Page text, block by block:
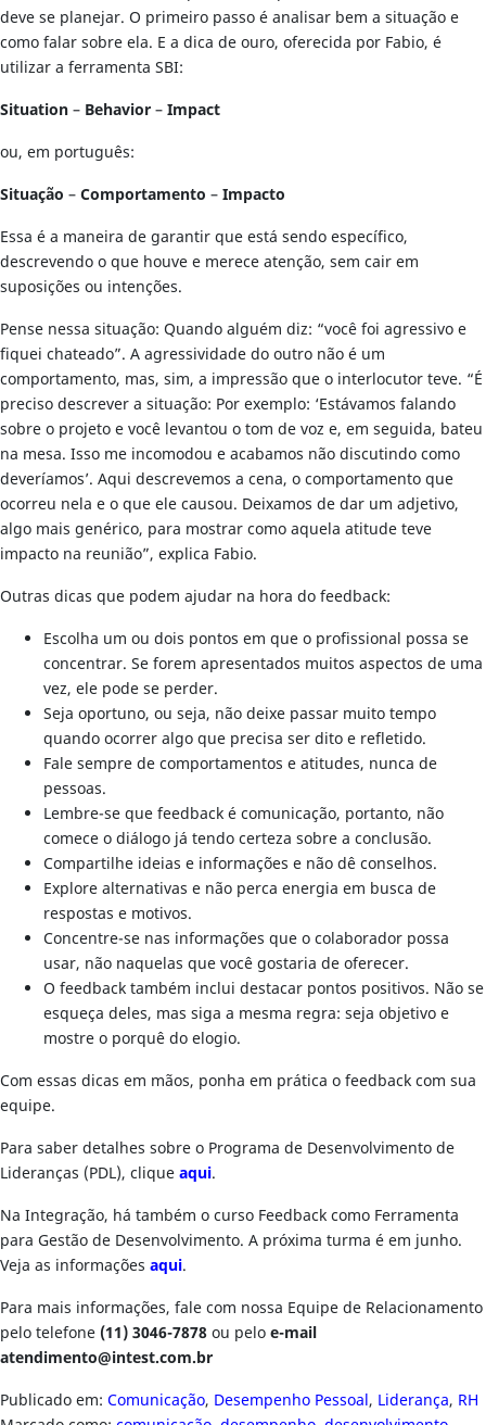
deve se planejar. O primeiro passo é analisar bem a situação e
como falar sobre ela. E a dica de ouro, oferecida por Fabio, é
utilizar a ferramenta SBI:
Situation– Behavior–Impact
ou, em português:
Situação –Comportamento –Impacto
Essa é a maneira de garantir que está sendo específico,
descrevendo o que houve e merece atenção, sem cair em
suposições ou intenções.
Pense nessa situação: Quando alguém diz: “você foi agressivo e
fiquei chateado”. A agressividade do outro não é um
comportamento, mas, sim, a impressão que o interlocutor teve. “É
preciso descrever a situação: Por exemplo: ‘Estávamos falando
sobre o projeto e você levantou o tom de voz e, em seguida, bateu
na mesa. Isso me incomodou e acabamos não discutindo como
deveríamos’. Aqui descrevemos a cena, o comportamento que
ocorreu nela e o que ele causou. Deixamos de dar um adjetivo,
algo mais genérico, para mostrar como aquela atitude teve
impacto na reunião”, explica Fabio.
Outras dicas que podem ajudar na hora do feedback:
Escolha um ou dois pontos em que o profissional possa se
concentrar. Se forem apresentados muitos aspectos de uma
vez, ele pode se perder.
Seja oportuno, ou seja, não deixe passar muito tempo
quando ocorrer algo que precisa ser dito e refletido.
Fale sempre de comportamentos e atitudes, nunca de
pessoas.
Lembre-se que feedback é comunicação, portanto, não
comece o diálogo já tendo certeza sobre a conclusão.
Compartilhe ideias e informações e não dê conselhos.
Explore alternativas e não perca energia em busca de
respostas e motivos.
Concentre-se nas informações que o colaborador possa
usar, não naquelas que você gostaria de oferecer.
O feedback também inclui destacar pontos positivos. Não se
esqueça deles, mas siga a mesma regra: seja objetivo e
mostre o porquê do elogio.
Com essas dicas em mãos, ponha em prática o feedback com sua
equipe.
Para saber detalhes sobre o Programa de Desenvolvimento de
Lideranças (PDL), cliqueaqui.
Na Integração, há também o curso Feedback como Ferramenta
para Gestão de Desenvolvimento. A próxima turma é em junho.
Veja as informações aqui.
Para mais informações, fale com nossa Equipe de Relacionamento
pelo telefone (11) 3046-7878ou peloe-mail
atendimento@intest.com.br
Publicado em: Comunicação, Desempenho Pessoal, Liderança, RH